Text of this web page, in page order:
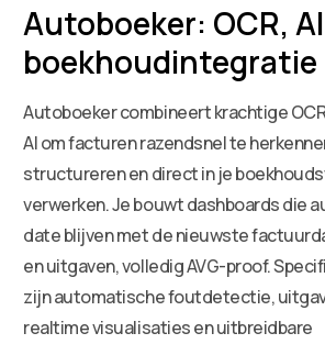
Autoboeker: OCR,
boekhoudintegratie
Autoboeker combineert krachtige
AI om facturen razendsnel te
structureren en direct in je
verwerken. Je bouwt dashboards die
date blijven met de nieuwste
en uitgaven, volledig AVG-proof.
zijn automatische foutdetectie,
realtime visualisaties en uitbreidbare